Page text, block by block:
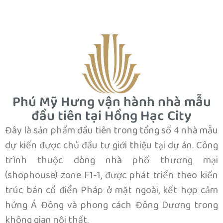
Phú Mỹ Hưng vận hành nhà mẫu
đầu tiên tại Hồng Hạc City
Đây là sản phẩm đầu tiên trong tổng số 4 nhà mẫu
dự kiến được chủ đầu tư giới thiệu tại dự án. Công
trình thuộc dòng nhà phố thương mại
(shophouse) zone F1-1, được phát triển theo kiến
trúc bán cổ điển Pháp ở mặt ngoài, kết hợp cảm
hứng Á Đông và phong cách Đông Dương trong